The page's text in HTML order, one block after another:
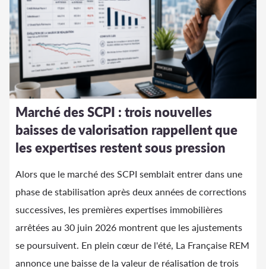
Marché des SCPI : trois nouvelles
baisses de valorisation rappellent que
les expertises restent sous pression
Alors que le marché des SCPI semblait entrer dans une
phase de stabilisation après deux années de corrections
successives, les premières expertises immobilières
arrêtées au 30 juin 2026 montrent que les ajustements
se poursuivent. En plein cœur de l'été, La Française REM
annonce une baisse de la valeur de réalisation de trois